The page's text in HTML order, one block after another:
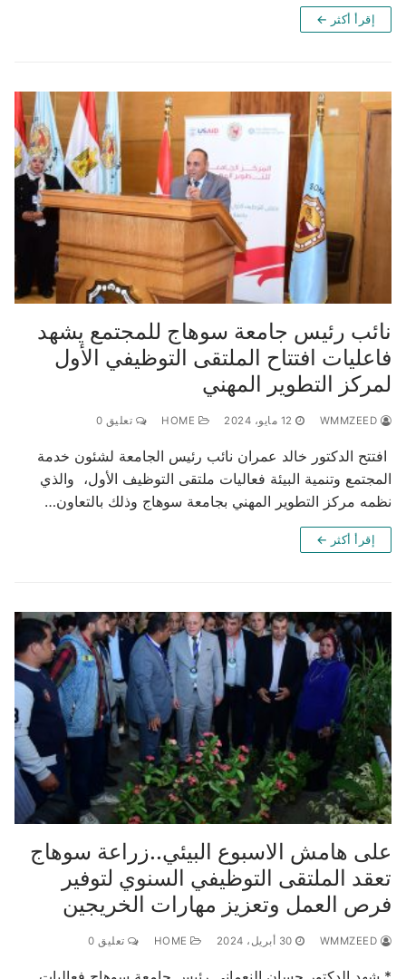
إقرأ أكثر ←
نائب رئيس جامعة سوهاج للمجتمع يشهد
فاعليات افتتاح الملتقى التوظيفي الأول
لمركز التطوير المهني
12 مايو، 2024 تعليق 0
افتتح الدكتور خالد عمران نائب رئيس الجامعة لشئون خدمة
المجتمع وتنمية البيئة فعاليات ملتقى التوظيف الأول، والذي
نظمه مركز التطوير المهني بجامعة سوهاج وذلك بالتعاون…
إقرأ أكثر ←
على هامش الاسبوع البيئي..زراعة سوهاج
تعقد الملتقى التوظيفي السنوي لتوفير
فرص العمل وتعزيز مهارات الخريجين
30 أبريل، 2024 تعليق 0